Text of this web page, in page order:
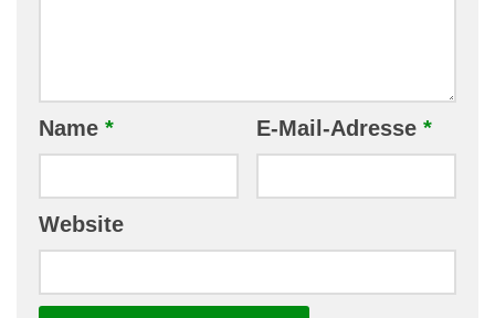
Name * E-Mail-Adresse *
Website